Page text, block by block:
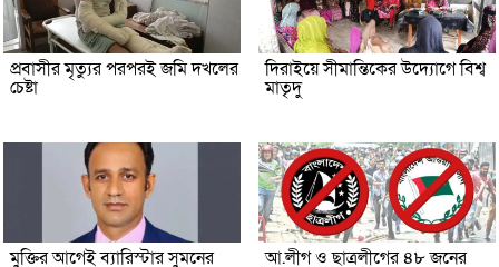
প্রবাসীর মৃত্যুর পরপরই জমি দখলের
চেষ্টা
দিরাইয়ে সীমান্তিকের উদ্যোগে বিশ্ব
মাতৃদু
মুক্তির আগেই ব্যারিস্টার সুমনের আ.লীগ ও ছাত্রলীগের ৪৮ জনের